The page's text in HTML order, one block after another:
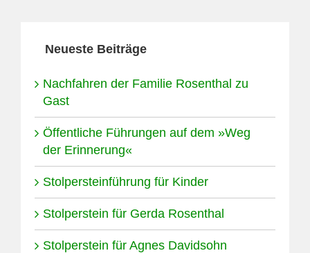
Neueste Beiträge
Nachfahren der Familie Rosenthal zu
Gast
Öffentliche Führungen auf dem »Weg
der Erinnerung«
Stolpersteinführung für Kinder
Stolperstein für Gerda Rosenthal
Stolperstein für Agnes Davidsohn